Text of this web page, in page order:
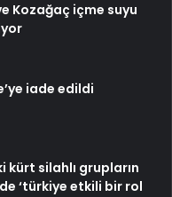
Kozağaç içme suyu
iade edildi
kürt silahlı grupların
‘türkiye etkili bir rol